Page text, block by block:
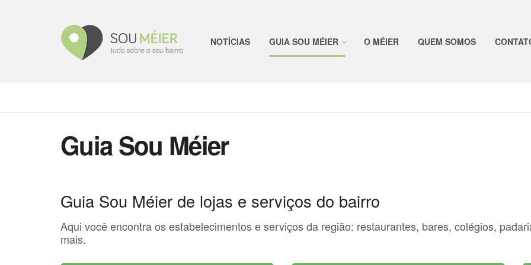
NOTÍCIAS GUIA SOU MÉIER O MÉIER QUEM SOMOS
Guia Sou Méier
Guia Sou Méier de lojas e serviços do bairro
Aqui você encontra os estabelecimentos e serviços da região: restaurantes, bares, colégios,
mais.